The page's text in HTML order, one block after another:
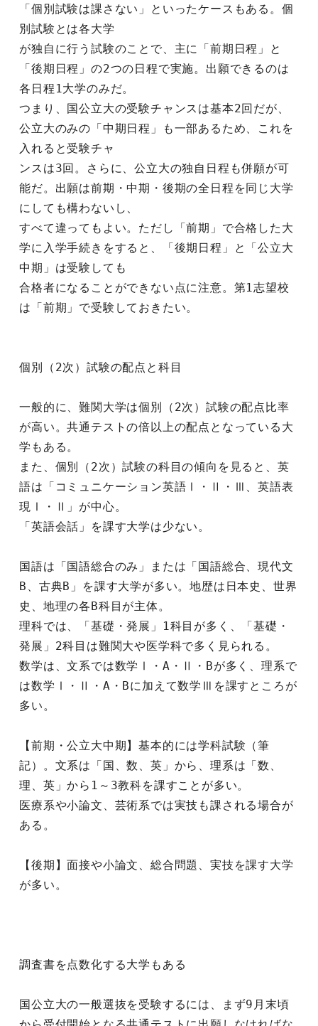
「個別試験は課さない」といったケースもある。個
別試験とは各大学
が独自に行う試験のことで、主に「前期日程」と
「後期日程」の2つの日程で実施。出願できるのは
各日程1大学のみだ。
つまり、国公立大の受験チャンスは基本2回だが、
公立大のみの「中期日程」も一部あるため、これを
入れると受験チャ
ンスは3回。さらに、公立大の独自日程も併願が可
能だ。出願は前期・中期・後期の全日程を同じ大学
にしても構わないし、
すべて違ってもよい。ただし「前期」で合格した大
学に入学手続きをすると、「後期日程」と「公立大
中期」は受験しても
合格者になることができない点に注意。第1志望校
は「前期」で受験しておきたい。
個別（2次）試験の配点と科目
一般的に、難関大学は個別（2次）試験の配点比率
が高い。共通テストの倍以上の配点となっている大
学もある。
また、個別（2次）試験の科目の傾向を見ると、英
語は「コミュニケーション英語Ⅰ・Ⅱ・Ⅲ、英語表
現Ⅰ・Ⅱ」が中心。
「英語会話」を課す大学は少ない。
国語は「国語総合のみ」または「国語総合、現代文
B、古典B」を課す大学が多い。地歴は日本史、世界
史、地理の各B科目が主体。
理科では、「基礎・発展」1科目が多く、「基礎・
発展」2科目は難関大や医学科で多く見られる。
数学は、文系では数学Ⅰ・A・Ⅱ・Bが多く、理系で
は数学Ⅰ・Ⅱ・A・Bに加えて数学Ⅲを課すところが
多い。
【前期・公立大中期】基本的には学科試験（筆
記）。文系は「国、数、英」から、理系は「数、
理、英」から1～3教科を課すことが多い。
医療系や小論文、芸術系では実技も課される場合が
ある。
【後期】面接や小論文、総合問題、実技を課す大学
が多い。
調査書を点数化する大学もある
国公立大の一般選抜を受験するには、まず9月末頃